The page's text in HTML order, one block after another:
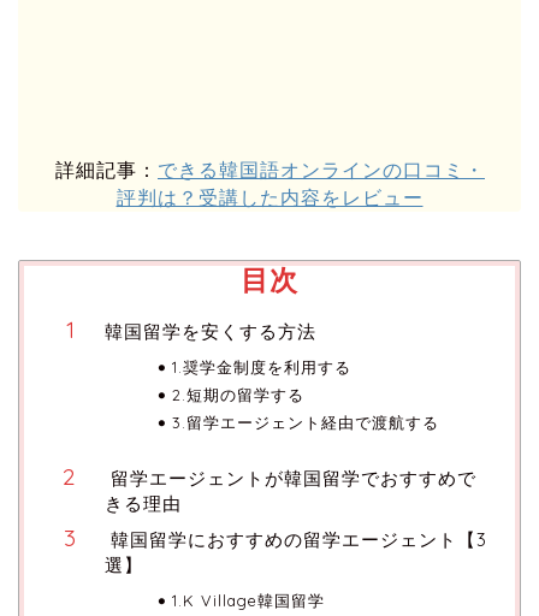
詳細記事： できる韓国語オンラインの口コミ・
評判は？受講した内容をレビュー
目次
韓国留学を安くする方法
1.奨学金制度を利用する
2.短期の留学する
3.留学エージェント経由で渡航する
留学エージェントが韓国留学でおすすめで
きる理由
韓国留学におすすめの留学エージェント【3
選】
1.K Village韓国留学